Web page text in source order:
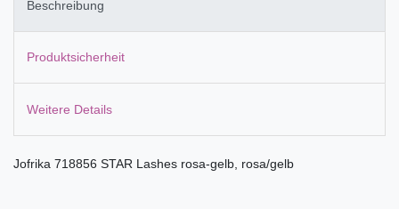
Beschreibung
Produktsicherheit
Weitere Details
Jofrika 718856 STAR Lashes rosa-gelb, rosa/gelb